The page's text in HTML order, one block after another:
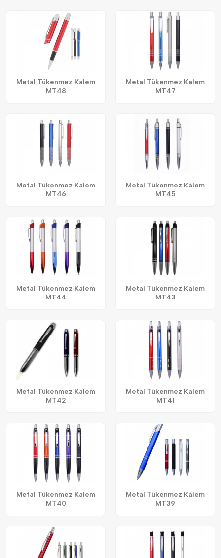
Metal Tükenmez Kalem
MT48
Metal Tükenmez Kalem
MT47
Metal Tükenmez Kalem
MT46
Metal Tükenmez Kalem
MT45
Metal Tükenmez Kalem
MT44
Metal Tükenmez Kalem
MT43
Metal Tükenmez Kalem
MT42
Metal Tükenmez Kalem
MT41
Metal Tükenmez Kalem
MT40
Metal Tükenmez Kalem
MT39